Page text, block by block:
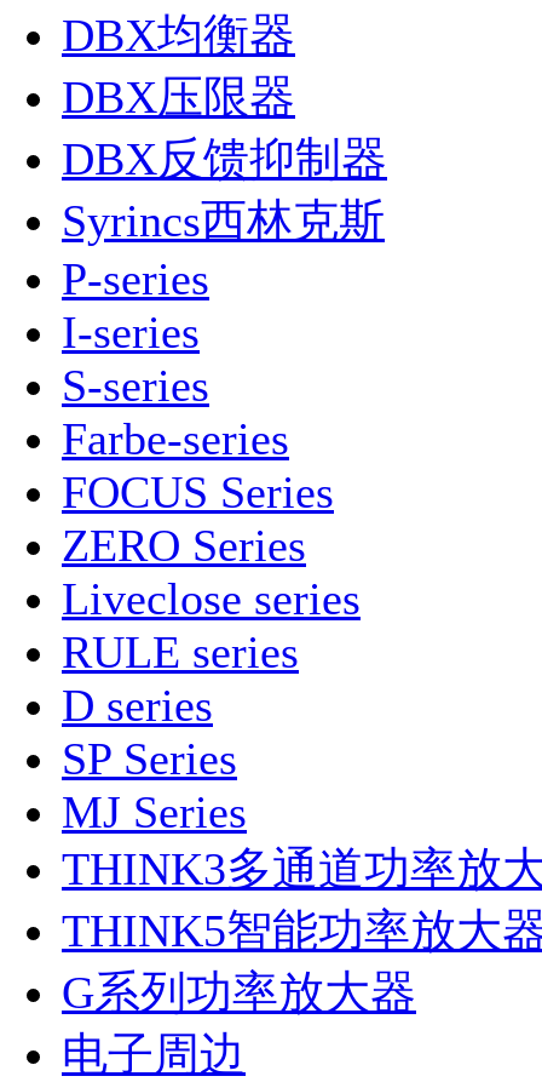
DBX均衡器
DBX压限器
DBX反馈抑制器
Syrincs西林克斯
P-series
I-series
S-series
Farbe-series
FOCUS Series
ZERO Series
Liveclose series
RULE series
D series
SP Series
MJ Series
THINK3多通道功率放
THINK5智能功率放大
G系列功率放大器
电子周边